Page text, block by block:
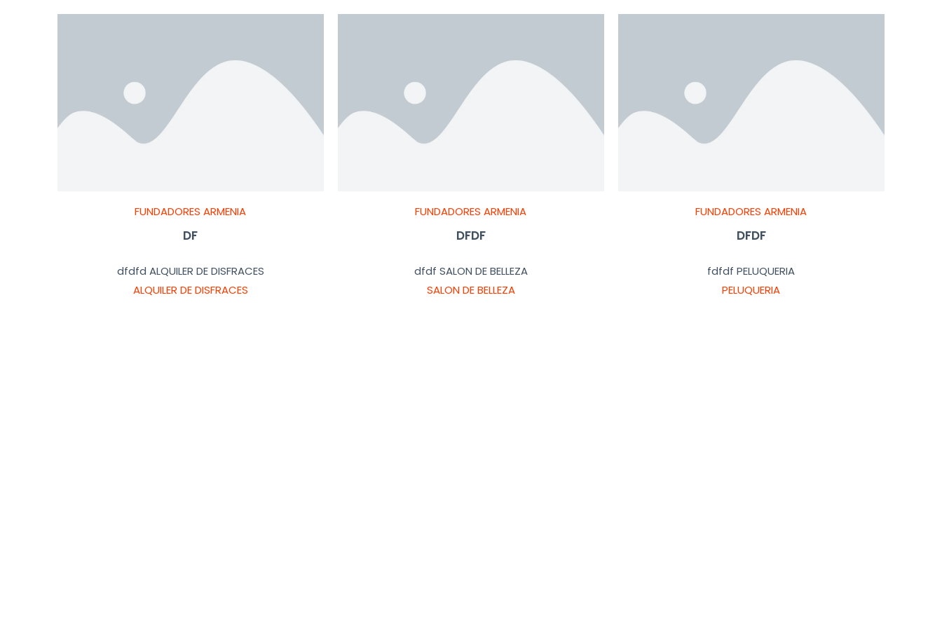
FUNDADORES ARMENIA
DF
dfdfd ALQUILER DE DISFRACES
ALQUILER DE DISFRACES
FUNDADORES ARMENIA
DFDF
dfdf SALON DE BELLEZA
SALON DE BELLEZA
FUNDADORES ARMENIA
DFDF
fdfdf PELUQUERIA
PELUQUERIA